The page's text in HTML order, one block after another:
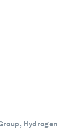
Hydrogen